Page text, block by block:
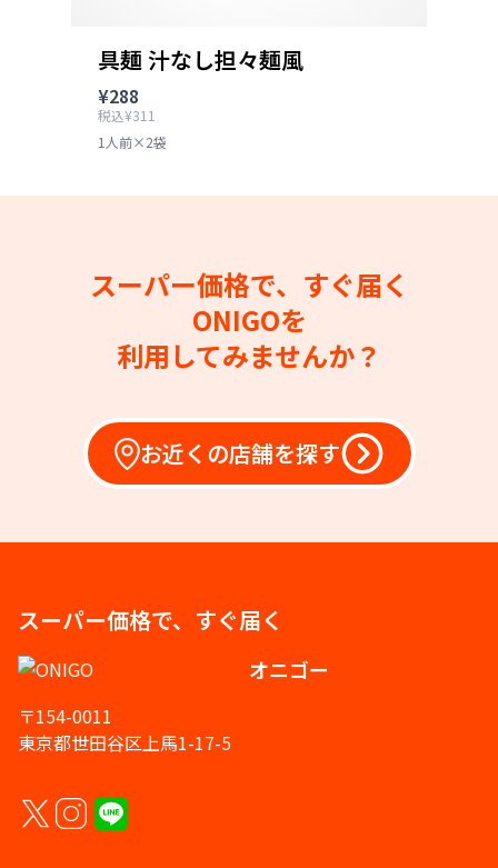
具麺 汁なし担々麺風
¥288
税込¥311
1人前×2袋
スーパー価格で、すぐ届く
ONIGOを
利用してみませんか？
お近くの店舗を探す
スーパー価格で、すぐ届く
オニゴー
〒154-0011
東京都世田谷区上馬1-17-5